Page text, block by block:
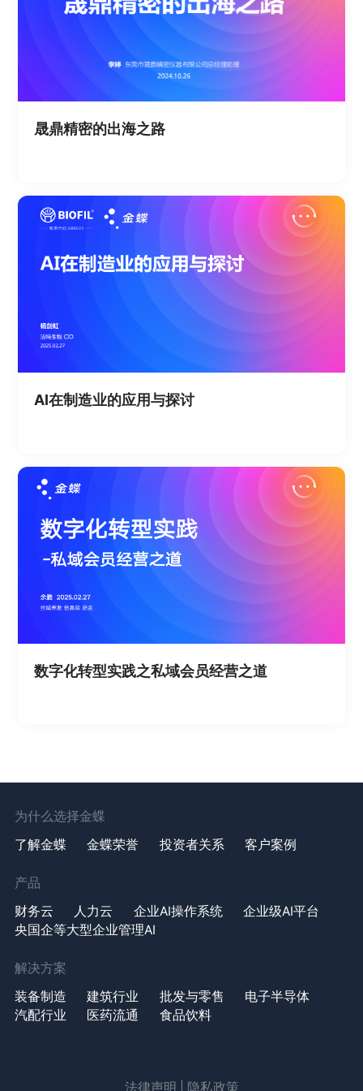
晟鼎精密的出海之路
AI在制造业的应用与探讨
数字化转型实践之私域会员经营之道
为什么选择金蝶
了解金蝶
金蝶荣誉 投资者关系 客户案例
产品
财务云
人力云 企业AI操作系统
企业级AI平台
央国企等大型企业管理AI
解决方案
装备制造
建筑行业 批发与零售
电子半导体
汽配行业
医药流通 食品饮料
法律声明 隐私政策